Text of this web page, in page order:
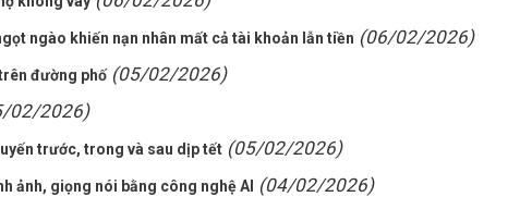
ngào khiến nạn nhân mất cả tài khoản lẫn tiền (06/02/2026)
đường phố (05/02/2026)
02/2026)
trước, trong và sau dịp tết (05/02/2026)
ảnh, giọng nói bằng công nghệ AI (04/02/2026)